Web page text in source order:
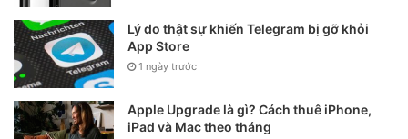
Lý do thật sự khiến Telegram bị gỡ khỏi
App Store
1 ngày trước
Apple Upgrade là gì? Cách thuê iPhone,
iPad và Mac theo tháng